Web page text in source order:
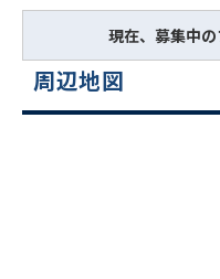
現在、募集中の
周辺地図